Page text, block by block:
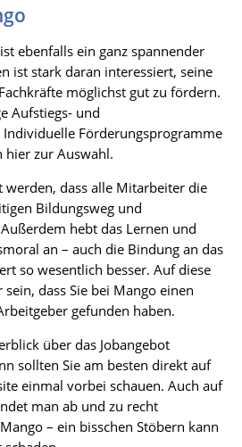
ebenfalls ein ganz spannender
ist stark daran interessiert, seine
möglichst gut zu fördern.
Aufstiegs- und
Förderungsprogramme
zur Auswahl.
dass alle Mitarbeiter die
Bildungsweg und
hebt das Lernen und
an – auch die Bindung an das
so wesentlich besser. Auf diese
dass Sie bei Mango einen
gefunden haben.
über das Jobangebot
sollten Sie am besten direkt auf
einmal vorbei schauen. Auch auf
man ab und zu recht
– ein bisschen Stöbern kann